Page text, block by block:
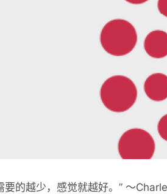
支持VMware Tanzu 的 MinIO
，在任何云上运行查询您的数据，而无需
Commvault和MinIO如何合作，为关键任
份和恢复工作负载提供可扩展的性能。
要的越少，感觉就越好。” 〜